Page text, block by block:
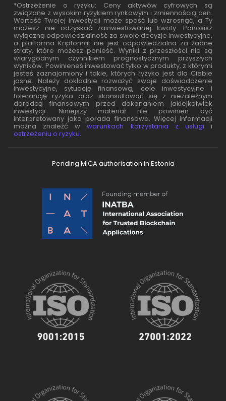
*Ostrzeżenie o ryzyku: Ceny aktywów cyfrowych są
związane z wysokim ryzykiem rynkowym i zmiennością cen.
Wartość Twojej inwestycji może spaść lub wzrosnąć, a Ty
możesz nie odzyskać zainwestowanej kwoty. Ponosisz
wyłączną odpowiedzialność za swoje decyzje inwestycyjne,
a platforma Kriptomat nie jest odpowiedzialna za żadne
straty, które możesz ponieść. Wyniki z przeszłości nie są
wiarygodnym czynnikiem prognostycznym przyszłych
wyników. Powinieneś inwestować tylko w produkty, z którymi
jesteś zaznajomiony i takie, których ryzyko jest dla Ciebie
jasne. Należy dokładnie rozważyć swoje doświadczenie
inwestycyjne, sytuację finansową, cele inwestycyjne i
tolerancję ryzyka oraz skonsultować się z niezależnym
doradcą finansowym przed dokonaniem jakiejkolwiek
inwestycji. Niniejszy materiał nie powinien być
interpretowany jako porada finansowa. Więcej informacji
można znaleźć wwarunkach korzystania z usługi i
ostrzeżeniu o ryzyku.
Pending MiCA authorisation in Estonia